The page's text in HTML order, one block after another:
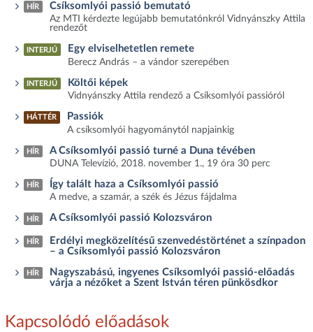
HÍR Csíksomlyói passió bemutató
Az MTI kérdezte legújabb bemutatónkról Vidnyánszky Attila
rendezőt
INTERJÚ Egy elviselhetetlen remete
Berecz András – a vándor szerepében
INTERJÚ Költői képek
Vidnyánszky Attila rendező a Csíksomlyói passióról
HÁTTÉR Passiók
A csíksomlyói hagyománytól napjainkig
HÍR A Csíksomlyói passió turné a Duna tévében
DUNA Televízió, 2018. november 1., 19 óra 30 perc
HÍR Így talált haza a Csíksomlyói passió
A medve, a szamár, a szék és Jézus fájdalma
HÍR A Csíksomlyói passió Kolozsváron
HÍR
Erdélyi megközelítésű szenvedéstörténet a színpadon
– a Csíksomlyói passió Kolozsváron
HÍR
Nagyszabású, ingyenes Csíksomlyói passió-előadás
várja a nézőket a Szent István téren pünkösdkor
Kapcsolódó előadások